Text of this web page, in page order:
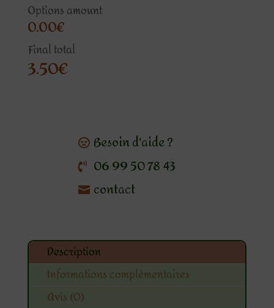
Options amount
0.00€
Final total
3.50€
Besoin d'aide ?
06 99 50 78 43
contact
Description
Informations complémentaires
Avis (0)